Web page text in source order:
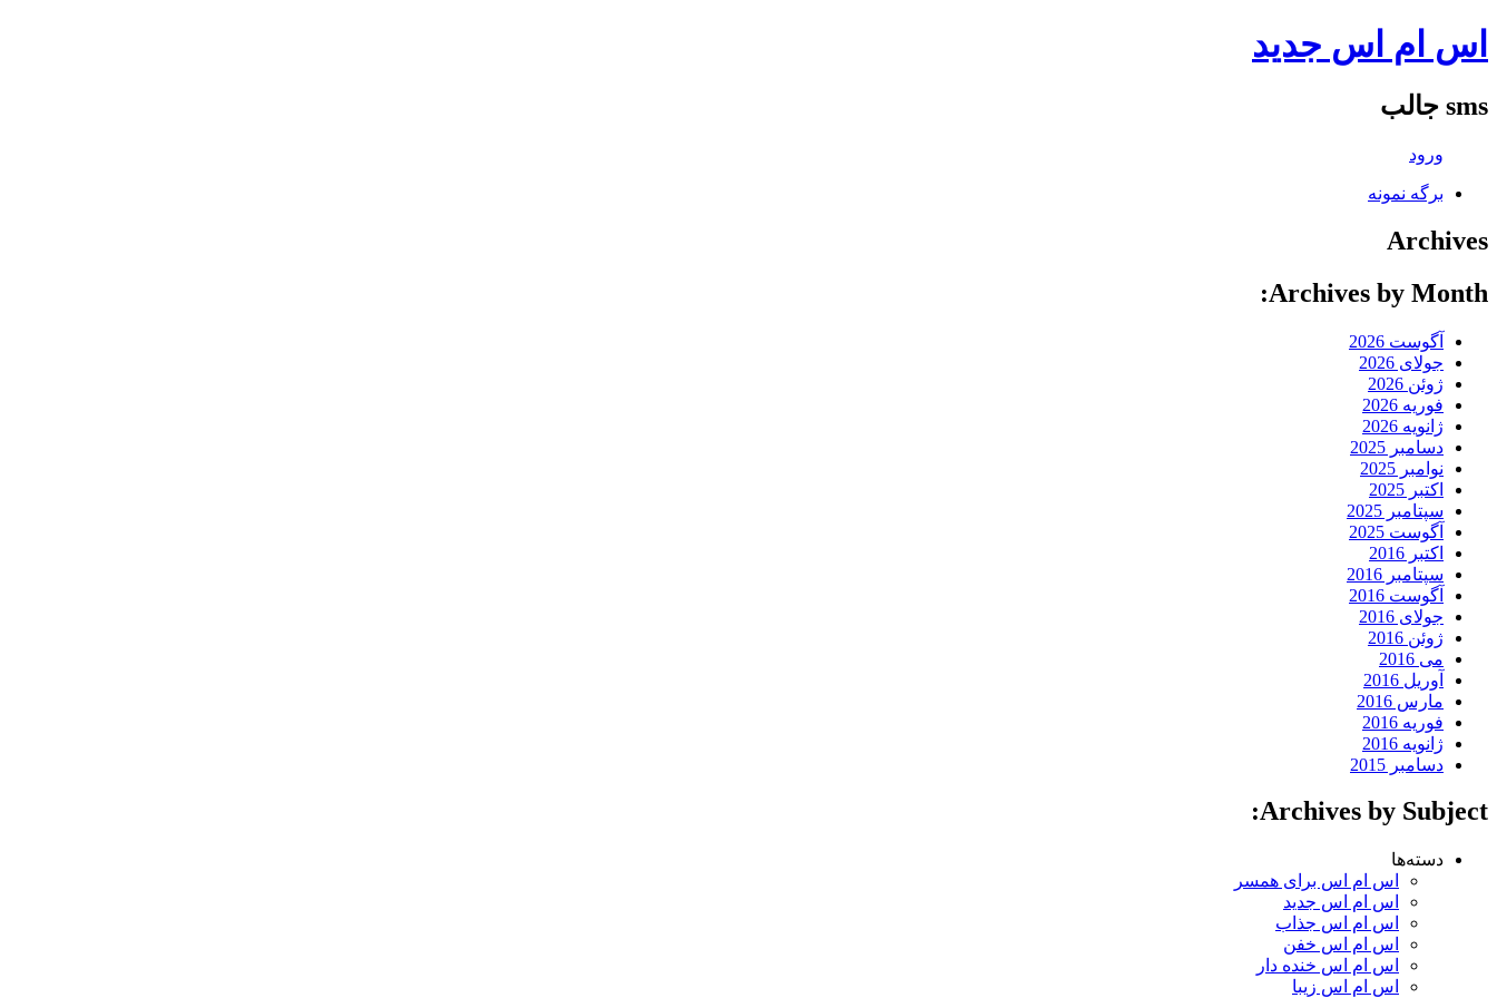
اس ام اس جدید
sms جالب
ورود
برگه نمونه
Archives
Archives by Month:
آگوست 2026
جولای 2026
ژوئن 2026
فوریه 2026
ژانویه 2026
دسامبر 2025
نوامبر 2025
اکتبر 2025
سپتامبر 2025
آگوست 2025
اکتبر 2016
سپتامبر 2016
آگوست 2016
جولای 2016
ژوئن 2016
می 2016
آوریل 2016
مارس 2016
فوریه 2016
ژانویه 2016
دسامبر 2015
Archives by Subject:
دسته‌ها
اس ام اس برای همسر
اس ام اس جدید
اس ام اس جذاب
اس ام اس خفن
اس ام اس خنده دار
اس ام اس زیبا